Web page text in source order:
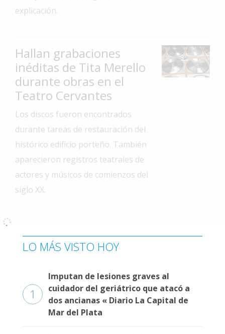
Interés
Ciudad
Deportes
Arte
y
Espectáculos
Policiales
Fotos
Familia
explicación.
Hallan grabaciones
inéditas de Tita Merello
durante obras en el
Teatro Cervantes
Los discos fueron encontrados
durante tareas de restauración del
histórico edificio porteño. También
aparecieron registros teatrales de
actores y músicos de comienzos del
siglo XX.
LO MÁS VISTO HOY
1
Imputan de lesiones graves al
cuidador del geriátrico que atacó a
dos ancianas « Diario La Capital de
Mar del Plata